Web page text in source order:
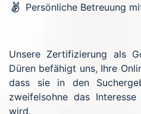
Persönliche Betreuung
Unsere Zertifizierung als
Düren befähigt uns, Ihre
dass sie in den
zweifelsohne das
wird.